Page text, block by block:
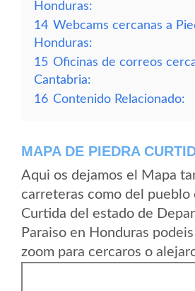
Honduras:
14 Webcams cercanas a
Honduras:
15 Oficinas de correos
Cantabria:
16 Contenido Relacionado:
MAPA DE PIEDRA
Aqui os dejamos el Mapa
carreteras como del pueblo
Curtida del estado de
Paraiso en Honduras
zoom para cercaros o